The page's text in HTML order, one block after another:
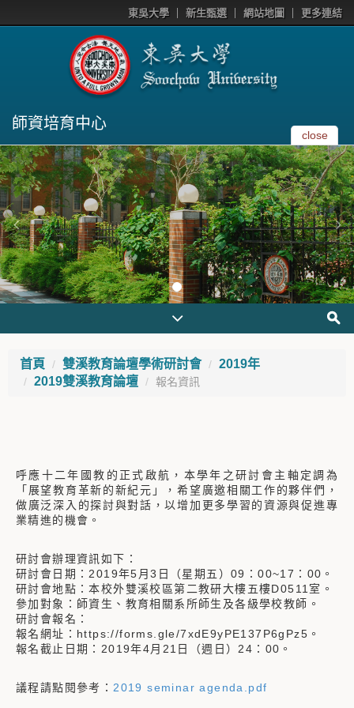
東吳大學 新生甄選 網站地圖 更多連結
師資培育中心
close
首頁 雙溪教育論壇學術研討會
2019年
2019雙溪教育論壇
報名資訊
呼應十二年國教的正式啟航，本學年之研討會主軸定調為
「展望教育革新的新紀元」，希望廣邀相關工作的夥伴們，
做廣泛深入的探討與對話，以增加更多學習的資源與促進專
業精進的機會。
研討會辦理資訊如下：
研討會日期：2019年5月3日（星期五）09：00~17：00。
研討會地點：本校外雙溪校區第二教研大樓五樓D0511室。
參加對象：師資生、教育相關系所師生及各級學校教師。
研討會報名：
報名網址：https://forms.gle/7xdE9yPE137P6gPz5。
報名截止日期：2019年4月21日（週日）24：00。
議程請點閱參考： 2019 seminar agenda.pdf